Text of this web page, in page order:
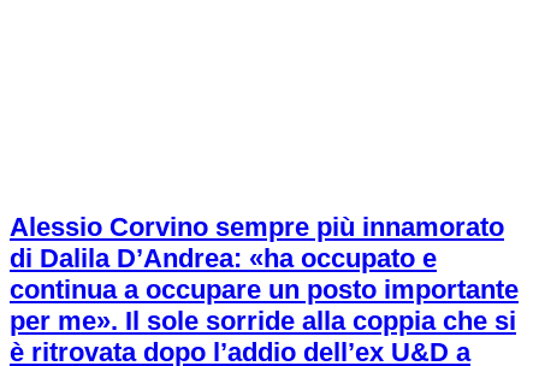
Alessio Corvino sempre più innamorato
di Dalila D’Andrea: «ha occupato e
continua a occupare un posto importante
per me». Il sole sorride alla coppia che si
è ritrovata dopo l’addio dell’ex U&D a